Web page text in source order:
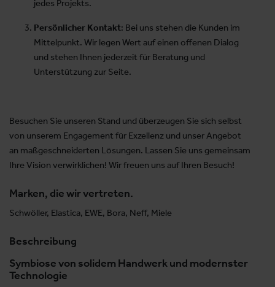
jedes Projekts.
Persönlicher Kontakt: Bei uns stehen die Kunden im
Mittelpunkt. Wir legen Wert auf einen offenen Dialog
und stehen Ihnen jederzeit für Beratung und
Unterstützung zur Seite.
Besuchen Sie unseren Stand und überzeugen Sie sich selbst
von unserem Engagement für Exzellenz und unser Angebot
an maßgeschneiderten Lösungen. Lassen Sie uns gemeinsam
Ihre Vision verwirklichen! Wir freuen uns auf Ihren Besuch!
Marken, die wir vertreten.
Schwöller, Elastica, EWE, Bora, Neff, Miele
Beschreibung
Symbiose von solidem Handwerk und modernster
Technologie